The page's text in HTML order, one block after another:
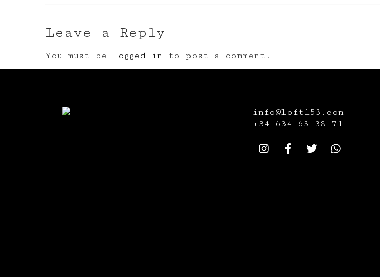
Leave a Reply
You must be logged in to post a comment.
info@loft153.com
+34 634 63 38 71